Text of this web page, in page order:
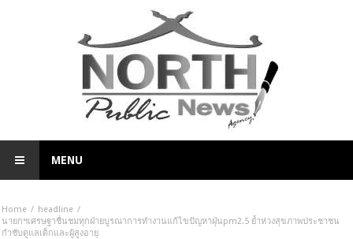
MENU
Home
headline
นายกฯเศรษฐาชื่นชมทุกฝ่ายบูรณาการทำงานแก้ไขปัญหาฝุ่นpm2.5 ย้ำห่วงสุขภาพประชาชน
กำชับดูแลเด็กและผู้สูงอายุ